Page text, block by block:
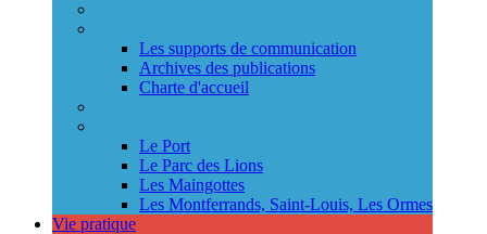
Les supports de communication
Archives des publications
Charte d'accueil
Le Port
Le Parc des Lions
Les Maingottes
Les Montferrands, Saint-Louis, Les Ormes
Vie pratique